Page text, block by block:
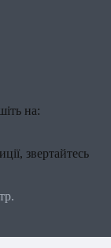
на:
звертайтесь